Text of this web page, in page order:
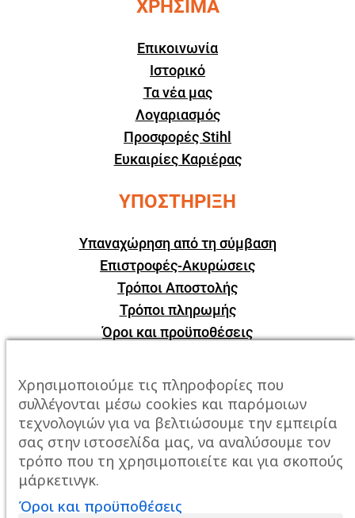
ΧΡΗΣΙΜΑ
Επικοινωνία
Ιστορικό
Τα νέα μας
Λογαριασμός
Προσφορές Stihl
Ευκαιρίες Καριέρας
ΥΠΟΣΤΗΡΙΞΗ
Υπαναχώρηση από τη σύμβαση
Επιστροφές-Ακυρώσεις
Τρόποι Αποστολής
Τρόποι πληρωμής
Όροι και προϋποθέσεις
ΕΠΙΚΟΙΝΩΝΙΑ
Πόλη: Καβάλα, Σταυρός Αμυγδαλεώνα
Τηλέφωνο:2510247678
Χρησιμοποιούμε τις πληροφορίες που
συλλέγονται μέσω cookies και παρόμοιων
τεχνολογιών για να βελτιώσουμε την εμπειρία
σας στην ιστοσελίδα μας, να αναλύσουμε τον
τρόπο που τη χρησιμοποιείτε και για σκοπούς
μάρκετινγκ.
Όροι και προϋποθέσεις